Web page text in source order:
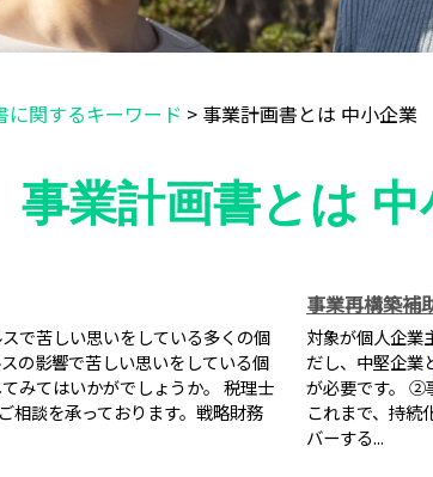
関するキーワード > 事業計画書とは 中小企業
事業計画書とは 中
で苦しい思いをしている多くの個
の影響で苦しい思いをしている個
みてはいかがでしょうか。 税理士
相談を承っております。戦略財務
事業再構築補
対象が個人企業
だし、中堅企業
が必要です。 ②
これまで、持続
バーする...